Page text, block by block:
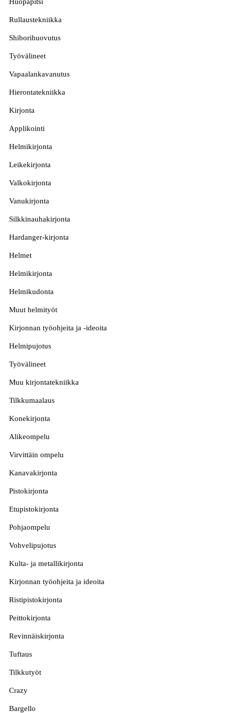
Rullaustekniikka
Shiborihuovutus
Työvälineet
Vapaalankavanutus
Hierontatekniikka
Kirjonta
Applikointi
Helmikirjonta
Leikekirjonta
Valkokirjonta
Vanukirjonta
Silkkinauhakirjonta
Hardanger-kirjonta
Helmet
Helmikirjonta
Helmikudonta
Muut helmityöt
Kirjonnan työohjeita ja -ideoita
Helmipujotus
Työvälineet
Muu kirjontatekniikka
Tilkkumaalaus
Konekirjonta
Alikeompelu
Virvittäin ompelu
Kanavakirjonta
Pistokirjonta
Etupistokirjonta
Pohjaompelu
Vohvelipujotus
Kulta- ja metallikirjonta
Kirjonnan työohjeita ja ideoita
Ristipistokirjonta
Peittokirjonta
Revinnäiskirjonta
Tuftaus
Tilkkutyöt
Crazy
Bargello